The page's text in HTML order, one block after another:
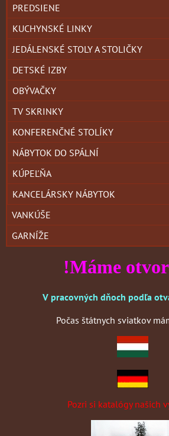
PREDSIENE
KUCHYNSKÉ LINKY
JEDÁLENSKÉ STOLY A STOLIČKY
DETSKÉ IZBY
OBÝVAČKY
TV SKRINKY
KONFERENČNÉ STOLÍKY
NÁBYTOK DO SPÁLNÍ
KÚPEĽŇA
KANCELÁRSKY NÁBYTOK
VANKÚŠE
GARNÍŽE
!Máme
V pracovných dňoch podľa
Počas štátnych sviatkov
Pozri si katalógy našich